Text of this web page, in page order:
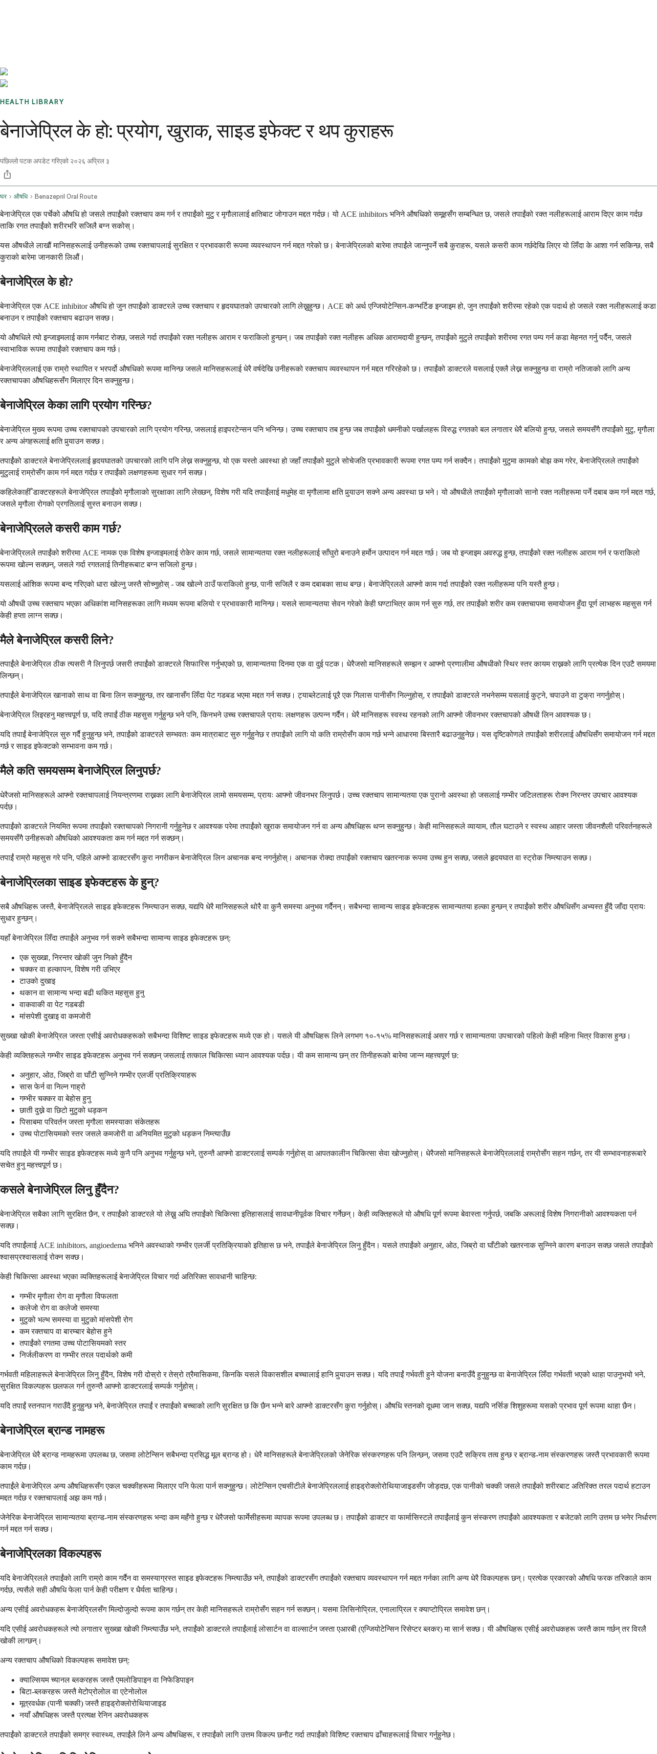
HEALTH LIBRARY
बेनाजेप्रिल के हो: प्रयोग, खुराक, साइड इफेक्ट र थप कुराहरू
पछिल्लो पटक अपडेट गरिएको २०२६ अप्रिल ३
घर औषधि Benazepril Oral Route
बेनाजेप्रिल एक पर्चेको औषधि हो जसले तपाईंको रक्तचाप कम गर्न र तपाईंको मुटु र मृगौलालाई क्षतिबाट जोगाउन मद्दत गर्दछ। यो ACE inhibitors भनिने औषधिको समूहसँग सम्बन्धित छ, जसले तपाईंको रक्त नलीहरूलाई आराम दिएर काम गर्दछ
ताकि रगत तपाईंको शरीरभरि सजिलै बग्न सकोस्।
यस औषधीले लाखौं मानिसहरूलाई उनीहरूको उच्च रक्तचापलाई सुरक्षित र प्रभावकारी रूपमा व्यवस्थापन गर्न मद्दत गरेको छ। बेनाजेप्रिलको बारेमा तपाईंले जान्नुपर्ने सबै कुराहरू, यसले कसरी काम गर्छदेखि लिएर यो लिँदा के आशा गर्न सकिन्छ, सबै
कुराको बारेमा जानकारी लिऔं।
बेनाजेप्रिल के हो?
बेनाजेप्रिल एक ACE inhibitor औषधि हो जुन तपाईंको डाक्टरले उच्च रक्तचाप र हृदयघातको उपचारको लागि लेख्नुहुन्छ। ACE को अर्थ एन्जियोटेन्सिन-कन्भर्टिङ इन्जाइम हो, जुन तपाईंको शरीरमा रहेको एक पदार्थ हो जसले रक्त नलीहरूलाई कडा
बनाउन र तपाईंको रक्तचाप बढाउन सक्छ।
यो औषधिले त्यो इन्जाइमलाई काम गर्नबाट रोक्छ, जसले गर्दा तपाईंको रक्त नलीहरू आराम र फराकिलो हुन्छन्। जब तपाईंको रक्त नलीहरू अधिक आरामदायी हुन्छन्, तपाईंको मुटुले तपाईंको शरीरमा रगत पम्प गर्न कडा मेहनत गर्नु पर्दैन, जसले
स्वाभाविक रूपमा तपाईंको रक्तचाप कम गर्छ।
बेनाजेप्रिललाई एक राम्रो स्थापित र भरपर्दो औषधिको रूपमा मानिन्छ जसले मानिसहरूलाई धेरै वर्षदेखि उनीहरूको रक्तचाप व्यवस्थापन गर्न मद्दत गरिरहेको छ। तपाईंको डाक्टरले यसलाई एक्लै लेख्न सक्नुहुन्छ वा राम्रो नतिजाको लागि अन्य
रक्तचापका औषधिहरूसँग मिलाएर दिन सक्नुहुन्छ।
बेनाजेप्रिल केका लागि प्रयोग गरिन्छ?
बेनाजेप्रिल मुख्य रूपमा उच्च रक्तचापको उपचारको लागि प्रयोग गरिन्छ, जसलाई हाइपरटेन्सन पनि भनिन्छ। उच्च रक्तचाप तब हुन्छ जब तपाईंको धमनीको पर्खालहरू विरुद्ध रगतको बल लगातार धेरै बलियो हुन्छ, जसले समयसँगै तपाईंको मुटु, मृगौला
र अन्य अंगहरूलाई क्षति पुर्‍याउन सक्छ।
तपाईंको डाक्टरले बेनाजेप्रिललाई हृदयघातको उपचारको लागि पनि लेख्न सक्नुहुन्छ, यो एक यस्तो अवस्था हो जहाँ तपाईंको मुटुले सोचेजति प्रभावकारी रूपमा रगत पम्प गर्न सक्दैन। तपाईंको मुटुमा कामको बोझ कम गरेर, बेनाजेप्रिलले तपाईंको
मुटुलाई राम्रोसँग काम गर्न मद्दत गर्दछ र तपाईंको लक्षणहरूमा सुधार गर्न सक्छ।
कहिलेकाहीँ डाक्टरहरूले बेनाजेप्रिल तपाईंको मृगौलाको सुरक्षाका लागि लेख्छन्, विशेष गरी यदि तपाईंलाई मधुमेह वा मृगौलामा क्षति पुर्‍याउन सक्ने अन्य अवस्था छ भने। यो औषधीले तपाईंको मृगौलाको सानो रक्त नलीहरूमा पर्ने दबाब कम गर्न मद्दत गर्छ,
जसले मृगौला रोगको प्रगतिलाई सुस्त बनाउन सक्छ।
बेनाजेप्रिलले कसरी काम गर्छ?
बेनाजेप्रिलले तपाईंको शरीरमा ACE नामक एक विशेष इन्जाइमलाई रोकेर काम गर्छ, जसले सामान्यतया रक्त नलीहरूलाई साँघुरो बनाउने हर्मोन उत्पादन गर्न मद्दत गर्छ। जब यो इन्जाइम अवरुद्ध हुन्छ, तपाईंको रक्त नलीहरू आराम गर्न र फराकिलो
रूपमा खोल्न सक्छन्, जसले गर्दा रगतलाई तिनीहरूबाट बग्न सजिलो हुन्छ।
यसलाई आंशिक रूपमा बन्द गरिएको धारा खोल्नु जस्तै सोच्नुहोस् - जब खोल्ने ठाउँ फराकिलो हुन्छ, पानी सजिलै र कम दबाबका साथ बग्छ। बेनाजेप्रिलले आफ्नो काम गर्दा तपाईंको रक्त नलीहरूमा पनि यस्तै हुन्छ।
यो औषधी उच्च रक्तचाप भएका अधिकांश मानिसहरूका लागि मध्यम रूपमा बलियो र प्रभावकारी मानिन्छ। यसले सामान्यतया सेवन गरेको केही घण्टाभित्र काम गर्न सुरु गर्छ, तर तपाईंको शरीर कम रक्तचापमा समायोजन हुँदा पूर्ण लाभहरू महसुस गर्न
केही हप्ता लाग्न सक्छ।
मैले बेनाजेप्रिल कसरी लिने?
तपाईंले बेनाजेप्रिल ठीक त्यसरी नै लिनुपर्छ जसरी तपाईंको डाक्टरले सिफारिस गर्नुभएको छ, सामान्यतया दिनमा एक वा दुई पटक। धेरैजसो मानिसहरूले सम्झन र आफ्नो प्रणालीमा औषधीको स्थिर स्तर कायम राख्नको लागि प्रत्येक दिन एउटै समयमा
लिन्छन्।
तपाईंले बेनाजेप्रिल खानाको साथ वा बिना लिन सक्नुहुन्छ, तर खानासँग लिँदा पेट गडबड भएमा मद्दत गर्न सक्छ। ट्याब्लेटलाई पूरै एक गिलास पानीसँग निल्नुहोस्, र तपाईंको डाक्टरले नभनेसम्म यसलाई कुट्ने, चपाउने वा टुक्रा नगर्नुहोस्।
बेनाजेप्रिल लिइरहनु महत्त्वपूर्ण छ, यदि तपाईं ठीक महसुस गर्नुहुन्छ भने पनि, किनभने उच्च रक्तचापले प्रायः लक्षणहरू उत्पन्न गर्दैन। धेरै मानिसहरू स्वस्थ रहनको लागि आफ्नो जीवनभर रक्तचापको औषधी लिन आवश्यक छ।
यदि तपाईं बेनाजेप्रिल सुरु गर्दै हुनुहुन्छ भने, तपाईंको डाक्टरले सम्भवतः कम मात्राबाट सुरु गर्नुहुनेछ र तपाईंको लागि यो कति राम्रोसँग काम गर्छ भन्ने आधारमा बिस्तारै बढाउनुहुनेछ। यस दृष्टिकोणले तपाईंको शरीरलाई औषधिसँग समायोजन गर्न मद्दत
गर्छ र साइड इफेक्टको सम्भावना कम गर्छ।
मैले कति समयसम्म बेनाजेप्रिल लिनुपर्छ?
धेरैजसो मानिसहरूले आफ्नो रक्तचापलाई नियन्त्रणमा राख्नका लागि बेनाजेप्रिल लामो समयसम्म, प्रायः आफ्नो जीवनभर लिनुपर्छ। उच्च रक्तचाप सामान्यतया एक पुरानो अवस्था हो जसलाई गम्भीर जटिलताहरू रोक्न निरन्तर उपचार आवश्यक
पर्दछ।
तपाईंको डाक्टरले नियमित रूपमा तपाईंको रक्तचापको निगरानी गर्नुहुनेछ र आवश्यक परेमा तपाईंको खुराक समायोजन गर्न वा अन्य औषधिहरू थप्न सक्नुहुन्छ। केही मानिसहरूले व्यायाम, तौल घटाउने र स्वस्थ आहार जस्ता जीवनशैली परिवर्तनहरूले
समयसँगै उनीहरूको औषधिको आवश्यकता कम गर्न मद्दत गर्न सक्छन्।
तपाईं राम्रो महसुस गरे पनि, पहिले आफ्नो डाक्टरसँग कुरा नगरीकन बेनाजेप्रिल लिन अचानक बन्द नगर्नुहोस्। अचानक रोक्दा तपाईंको रक्तचाप खतरनाक रूपमा उच्च हुन सक्छ, जसले हृदयघात वा स्ट्रोक निम्त्याउन सक्छ।
बेनाजेप्रिलका साइड इफेक्टहरू के हुन्?
सबै औषधिहरू जस्तै, बेनाजेप्रिलले साइड इफेक्टहरू निम्त्याउन सक्छ, यद्यपि धेरै मानिसहरूले थोरै वा कुनै समस्या अनुभव गर्दैनन्। सबैभन्दा सामान्य साइड इफेक्टहरू सामान्यतया हल्का हुन्छन् र तपाईंको शरीर औषधिसँग अभ्यस्त हुँदै जाँदा प्रायः
सुधार हुन्छन्।
यहाँ बेनाजेप्रिल लिँदा तपाईंले अनुभव गर्न सक्ने सबैभन्दा सामान्य साइड इफेक्टहरू छन्:
एक सुख्खा, निरन्तर खोकी जुन निको हुँदैन
चक्कर वा हल्कापन, विशेष गरी उभिएर
टाउको दुखाइ
थकान वा सामान्य भन्दा बढी थकित महसुस हुनु
वाकवाकी वा पेट गडबडी
मांसपेशी दुखाइ वा कमजोरी
सुख्खा खोकी बेनाजेप्रिल जस्ता एसीई अवरोधकहरूको सबैभन्दा विशिष्ट साइड इफेक्टहरू मध्ये एक हो। यसले यी औषधिहरू लिने लगभग १०-१५% मानिसहरूलाई असर गर्छ र सामान्यतया उपचारको पहिलो केही महिना भित्र विकास हुन्छ।
केही व्यक्तिहरूले गम्भीर साइड इफेक्टहरू अनुभव गर्न सक्छन् जसलाई तत्काल चिकित्सा ध्यान आवश्यक पर्दछ। यी कम सामान्य छन् तर तिनीहरूको बारेमा जान्न महत्त्वपूर्ण छ:
अनुहार, ओठ, जिब्रो वा घाँटी सुन्निने गम्भीर एलर्जी प्रतिक्रियाहरू
सास फेर्न वा निल्न गाह्रो
गम्भीर चक्कर वा बेहोस हुनु
छाती दुख्ने वा छिटो मुटुको धड्कन
पिसाबमा परिवर्तन जस्ता मृगौला समस्याका संकेतहरू
उच्च पोटासियमको स्तर जसले कमजोरी वा अनियमित मुटुको धड्कन निम्त्याउँछ
यदि तपाईंले यी गम्भीर साइड इफेक्टहरू मध्ये कुनै पनि अनुभव गर्नुहुन्छ भने, तुरुन्तै आफ्नो डाक्टरलाई सम्पर्क गर्नुहोस् वा आपतकालीन चिकित्सा सेवा खोज्नुहोस्। धेरैजसो मानिसहरूले बेनाजेप्रिललाई राम्रोसँग सहन गर्छन्, तर यी सम्भावनाहरूबारे
सचेत हुनु महत्त्वपूर्ण छ।
कसले बेनाजेप्रिल लिनु हुँदैन?
बेनाजेप्रिल सबैका लागि सुरक्षित छैन, र तपाईंको डाक्टरले यो लेख्नु अघि तपाईंको चिकित्सा इतिहासलाई सावधानीपूर्वक विचार गर्नेछन्। केही व्यक्तिहरूले यो औषधि पूर्ण रूपमा बेवास्ता गर्नुपर्छ, जबकि अरूलाई विशेष निगरानीको आवश्यकता पर्न
सक्छ।
यदि तपाईंलाई ACE inhibitors, angioedema भनिने अवस्थाको गम्भीर एलर्जी प्रतिक्रियाको इतिहास छ भने, तपाईंले बेनाजेप्रिल लिनु हुँदैन। यसले तपाईंको अनुहार, ओठ, जिब्रो वा घाँटीको खतरनाक सुन्निने कारण बनाउन सक्छ जसले तपाईंको
श्वासप्रश्वासलाई रोक्न सक्छ।
केही चिकित्सा अवस्था भएका व्यक्तिहरूलाई बेनाजेप्रिल विचार गर्दा अतिरिक्त सावधानी चाहिन्छ:
गम्भीर मृगौला रोग वा मृगौला विफलता
कलेजो रोग वा कलेजो समस्या
मुटुको भल्भ समस्या वा मुटुको मांसपेशी रोग
कम रक्तचाप वा बारम्बार बेहोस हुने
तपाईंको रगतमा उच्च पोटासियमको स्तर
निर्जलीकरण वा गम्भीर तरल पदार्थको कमी
गर्भवती महिलाहरूले बेनाजेप्रिल लिनु हुँदैन, विशेष गरी दोस्रो र तेस्रो त्रैमासिकमा, किनकि यसले विकासशील बच्चालाई हानि पुर्‍याउन सक्छ। यदि तपाईं गर्भवती हुने योजना बनाउँदै हुनुहुन्छ वा बेनाजेप्रिल लिँदा गर्भवती भएको थाहा पाउनुभयो भने,
सुरक्षित विकल्पहरू छलफल गर्न तुरुन्तै आफ्नो डाक्टरलाई सम्पर्क गर्नुहोस्।
यदि तपाईं स्तनपान गराउँदै हुनुहुन्छ भने, बेनाजेप्रिल तपाईं र तपाईंको बच्चाको लागि सुरक्षित छ कि छैन भन्ने बारे आफ्नो डाक्टरसँग कुरा गर्नुहोस्। औषधि स्तनको दूधमा जान सक्छ, यद्यपि नर्सिङ शिशुहरूमा यसको प्रभाव पूर्ण रूपमा थाहा छैन।
बेनाजेप्रिल ब्रान्ड नामहरू
बेनाजेप्रिल धेरै ब्रान्ड नामहरूमा उपलब्ध छ, जसमा लोटेन्सिन सबैभन्दा प्रसिद्ध मूल ब्रान्ड हो। धेरै मानिसहरूले बेनाजेप्रिलको जेनेरिक संस्करणहरू पनि लिन्छन्, जसमा एउटै सक्रिय तत्व हुन्छ र ब्रान्ड-नाम संस्करणहरू जस्तै प्रभावकारी रूपमा
काम गर्दछ।
तपाईंले बेनाजेप्रिल अन्य औषधिहरूसँग एकल चक्कीहरूमा मिलाएर पनि फेला पार्न सक्नुहुन्छ। लोटेन्सिन एचसीटीले बेनाजेप्रिललाई हाइड्रोक्लोरोथियाजाइडसँग जोड्दछ, एक पानीको चक्की जसले तपाईंको शरीरबाट अतिरिक्त तरल पदार्थ हटाउन
मद्दत गर्दछ र रक्तचापलाई अझ कम गर्छ।
जेनेरिक बेनाजेप्रिल सामान्यतया ब्रान्ड-नाम संस्करणहरू भन्दा कम महँगो हुन्छ र धेरैजसो फार्मेसीहरूमा व्यापक रूपमा उपलब्ध छ। तपाईंको डाक्टर वा फार्मासिस्टले तपाईंलाई कुन संस्करण तपाईंको आवश्यकता र बजेटको लागि उत्तम छ भनेर निर्धारण
गर्न मद्दत गर्न सक्छ।
बेनाजेप्रिलका विकल्पहरू
यदि बेनाजेप्रिलले तपाईंको लागि राम्रो काम गर्दैन वा समस्याग्रस्त साइड इफेक्टहरू निम्त्याउँछ भने, तपाईंको डाक्टरसँग तपाईंको रक्तचाप व्यवस्थापन गर्न मद्दत गर्नका लागि अन्य धेरै विकल्पहरू छन्। प्रत्येक प्रकारको औषधि फरक तरिकाले काम
गर्दछ, त्यसैले सही औषधि फेला पार्न केही परीक्षण र धैर्यता चाहिन्छ।
अन्य एसीई अवरोधकहरू बेनाजेप्रिलसँग मिल्दोजुल्दो रूपमा काम गर्छन् तर केही मानिसहरूले राम्रोसँग सहन गर्न सक्छन्। यसमा लिसिनोप्रिल, एनालाप्रिल र क्याप्टोप्रिल समावेश छन्।
यदि एसीई अवरोधकहरूले त्यो लगातार सुख्खा खोकी निम्त्याउँछ भने, तपाईंको डाक्टरले तपाईंलाई लोसार्टन वा वाल्सार्टन जस्ता एआरबी (एन्जियोटेन्सिन रिसेप्टर ब्लकर) मा सार्न सक्छ। यी औषधिहरू एसीई अवरोधकहरू जस्तै काम गर्छन् तर विरलै
खोकी लाग्छन्।
अन्य रक्तचाप औषधिको विकल्पहरू समावेश छन्:
क्याल्सियम च्यानल ब्लकरहरू जस्तै एमलोडिपाइन वा निफेडिपाइन
बिटा-ब्लकरहरू जस्तै मेटोप्रोलोल वा एटेनोलोल
मूत्रवर्धक (पानी चक्की) जस्तै हाइड्रोक्लोरोथियाजाइड
नयाँ औषधिहरू जस्तै प्रत्यक्ष रेनिन अवरोधकहरू
तपाईंको डाक्टरले तपाईंको समग्र स्वास्थ्य, तपाईंले लिने अन्य औषधिहरू, र तपाईंको लागि उत्तम विकल्प छनौट गर्दा तपाईंको विशिष्ट रक्तचाप ढाँचाहरूलाई विचार गर्नुहुनेछ।